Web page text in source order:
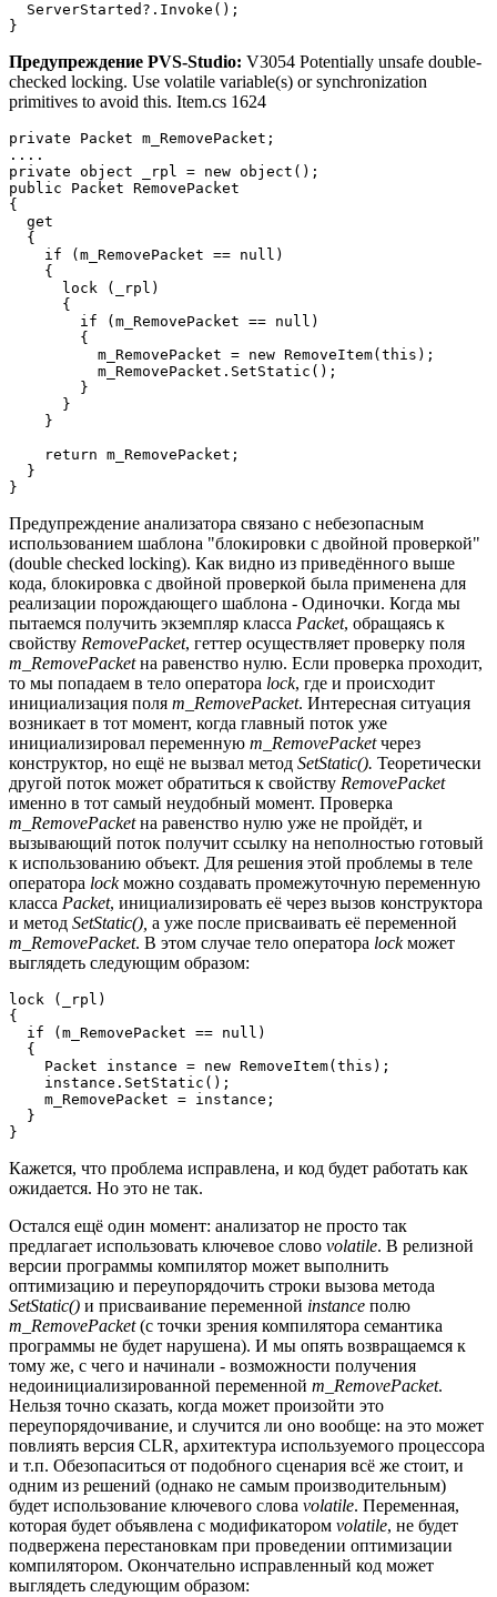
  ServerStarted?.Invoke();
}
Предупреждение PVS-Studio: V3054 Potentially unsafe double-
checked locking. Use volatile variable(s) or synchronization
primitives to avoid this. Item.cs 1624
private Packet m_RemovePacket;
....
private object _rpl = new object();
public Packet RemovePacket
{
  get
  {
    if (m_RemovePacket == null)
    {
      lock (_rpl)
      {
        if (m_RemovePacket == null)
        {
          m_RemovePacket = new RemoveItem(this);
          m_RemovePacket.SetStatic();
        }
      }
    }
    return m_RemovePacket;
  }
}
Предупреждение анализатора связано с небезопасным
использованием шаблона "блокировки с двойной проверкой"
(double checked locking). Как видно из приведённого выше
кода, блокировка с двойной проверкой была применена для
реализации порождающего шаблона - Одиночки. Когда мы
пытаемся получить экземпляр класса Packet, обращаясь к
свойству RemovePacket, геттер осуществляет проверку поля
m_RemovePacketна равенство нулю. Если проверка проходит,
то мы попадаем в тело оператора lock, где и происходит
инициализация поля m_RemovePacket. Интересная ситуация
возникает в тот момент, когда главный поток уже
инициализировал переменную m_RemovePacketчерез
конструктор, но ещё не вызвал метод SetStatic(). Теоретически
другой поток может обратиться к свойству RemovePacket
именно в тот самый неудобный момент. Проверка
m_RemovePacketна равенство нулю уже не пройдёт, и
вызывающий поток получит ссылку на неполностью готовый
к использованию объект. Для решения этой проблемы в теле
оператора lockможно создавать промежуточную переменную
класса Packet, инициализировать её через вызов конструктора
и метод SetStatic(), а уже после присваивать её переменной
m_RemovePacket. В этом случае тело оператора lockможет
выглядеть следующим образом:
lock (_rpl)
{
  if (m_RemovePacket == null)
  {
    Packet instance = new RemoveItem(this);
    instance.SetStatic();
    m_RemovePacket = instance;
  }
}
Кажется, что проблема исправлена, и код будет работать как
ожидается. Но это не так.
Остался ещё один момент: анализатор не просто так
предлагает использовать ключевое слово volatile. В релизной
версии программы компилятор может выполнить
оптимизацию и переупорядочить строки вызова метода
SetStatic() и присваивание переменной instance полю
m_RemovePacket(с точки зрения компилятора семантика
программы не будет нарушена). И мы опять возвращаемся к
тому же, с чего и начинали - возможности получения
недоинициализированной переменной m_RemovePacket.
Нельзя точно сказать, когда может произойти это
переупорядочивание, и случится ли оно вообще: на это может
повлиять версия CLR, архитектура используемого процессора
и т.п. Обезопаситься от подобного сценария всё же стоит, и
одним из решений (однако не самым производительным)
будет использование ключевого слова volatile. Переменная,
которая будет объявлена с модификатором volatile, не будет
подвержена перестановкам при проведении оптимизации
компилятором. Окончательно исправленный код может
выглядеть следующим образом: